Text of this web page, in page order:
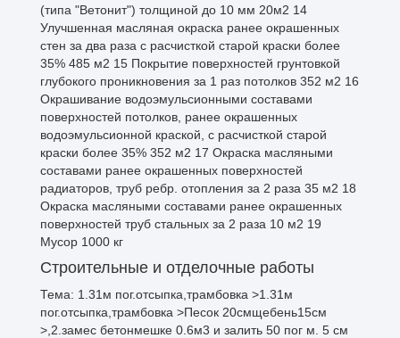
(типа "Ветонит") толщиной до 10 мм 20м2 14
Улучшенная масляная окраска ранее окрашенных
стен за два раза с расчисткой старой краски более
35% 485 м2 15 Покрытие поверхностей грунтовкой
глубокого проникновения за 1 раз потолков 352 м2 16
Окрашивание водоэмульсионными составами
поверхностей потолков, ранее окрашенных
водоэмульсионной краской, с расчисткой старой
краски более 35% 352 м2 17 Окраска масляными
составами ранее окрашенных поверхностей
радиаторов, труб ребр. отопления за 2 раза 35 м2 18
Окраска масляными составами ранее окрашенных
поверхностей труб стальных за 2 раза 10 м2 19
Мусор 1000 кг
Строительные и отделочные работы
Тема: 1.31м пог.отсыпка,трамбовка >1.31м
пог.отсыпка,трамбовка >Песок 20смщебень15см
>,2.замес бетонмешке 0.6м3 и залить 50 пог м. 5 см